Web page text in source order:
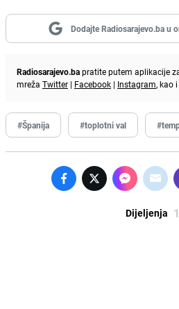
Dodajte Radiosarajevo.ba u
Radiosarajevo.bapratite putem aplikacije
mreža Twitter | Facebook | Instagram, kao
#Španija #toplotni val
Dijeljenja